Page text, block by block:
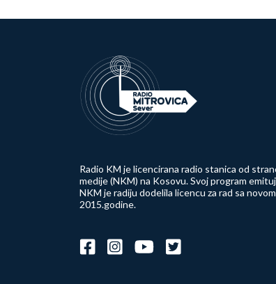
Radio KM je licencirana radio stanica od
medije (NKM) na Kosovu. Svoj program
NKM je radiju dodelila licencu za rad sa
2015.godine.